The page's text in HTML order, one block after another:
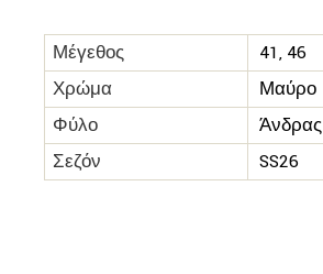
Μέγεθος
41, 46
Χρώμα
Μαύρο
Φύλο
Άνδρας
Σεζόν
SS26